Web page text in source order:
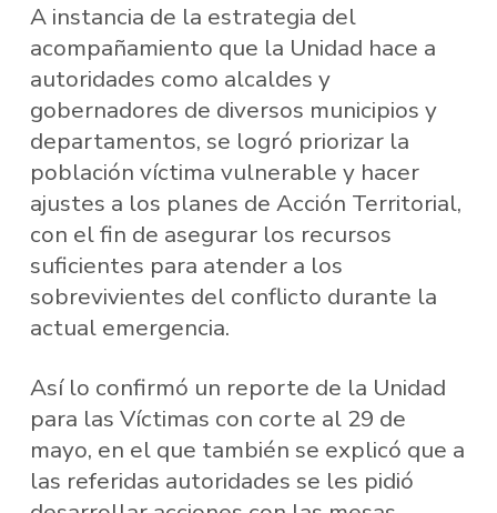
A instancia de la estrategia del
acompañamiento que la Unidad hace a
autoridades como alcaldes y
gobernadores de diversos municipios y
departamentos, se logró priorizar la
población víctima vulnerable y hacer
ajustes a los planes de Acción Territorial,
con el fin de asegurar los recursos
suficientes para atender a los
sobrevivientes del conflicto durante la
actual emergencia.
Así lo confirmó un reporte de la Unidad
para las Víctimas con corte al 29 de
mayo, en el que también se explicó que a
las referidas autoridades se les pidió